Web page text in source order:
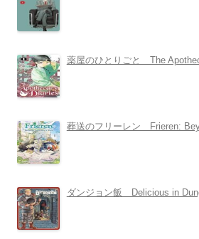
薬屋のひとりごと The
葬送のフリーレン Frieren:
ダンジョン飯 Delicious in